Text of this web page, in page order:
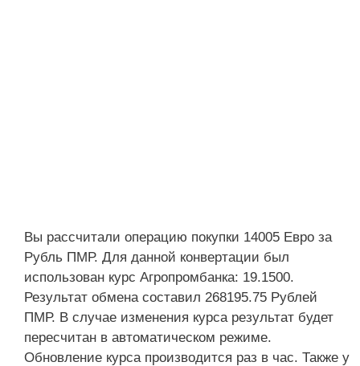
Вы рассчитали операцию покупки 14005 Евро за
Рубль ПМР. Для данной конвертации был
использован курс Агропромбанка: 19.1500.
Результат обмена составил 268195.75 Рублей
ПМР. В случае изменения курса результат будет
пересчитан в автоматическом режиме.
Обновление курса производится раз в час. Также у